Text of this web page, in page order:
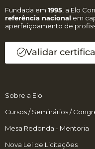
Fundada em 1995 , a Elo
referência nacional em
aperfeiçoamento de
Validar
Sobre a Elo
Cursos / Seminários /
Mesa Redonda - Mentoria
Nova Lei de Licitações